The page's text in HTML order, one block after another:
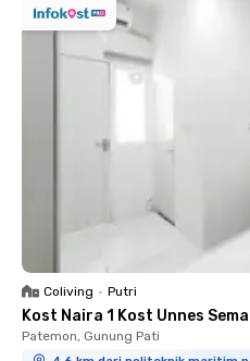
Coliving • Putri
Kost Naira 1 Kost Unnes
Patemon, Gunung Pati